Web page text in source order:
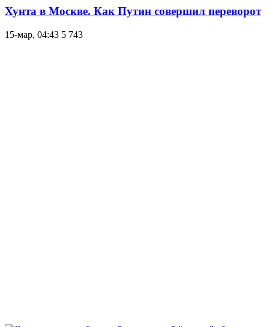
Хунта в Москве. Как Путин совершил переворот
15-мар, 04:43 5 743